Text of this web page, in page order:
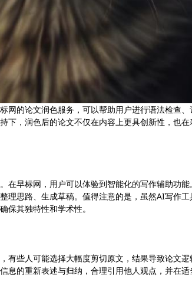
网的论文润色服务，可以帮助用户进行语法检查
下，润色后的论文不仅在内容上更具创新性，也
在早标网，用户可以体验到智能化的写作辅助功
理思路、生成草稿。值得注意的是，虽然AI写作
保其独特性和学术性。
有些人可能选择大幅度剪切原文，结果导致论文
的重新表述与归纳，合理引用他人观点，并在适